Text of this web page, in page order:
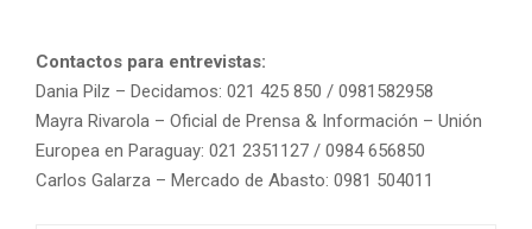
Contactos para entrevistas:
Dania Pilz – Decidamos: 021 425 850 / 0981582958
Mayra Rivarola – Oficial de Prensa & Información – Unión
Europea en Paraguay: 021 2351127 / 0984 656850
Carlos Galarza – Mercado de Abasto: 0981 504011